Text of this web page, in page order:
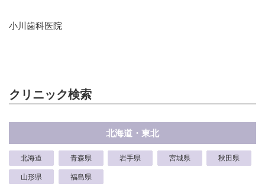
小川歯科医院
クリニック検索
北海道・東北
北海道 青森県 岩手県 宮城県 秋田県
山形県 福島県